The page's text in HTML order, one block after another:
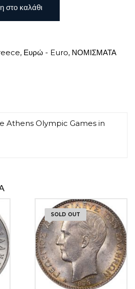
στο καλάθι
, Ευρώ - Euro, ΝΟΜΙΣΜΑΤΑ
Athens Olympic Games in
SOLD OUT